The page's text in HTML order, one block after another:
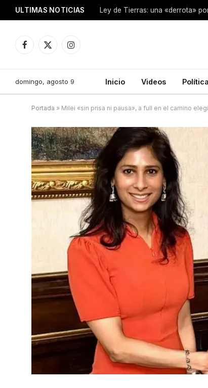
ULTIMAS NOTICIAS Ley de Tierras: una «derrota»
Facebook
X
Instagram
domingo, agosto 9 Inicio Videos Política
Portada » Milei «sin prisa ni pausa», a full en el camino